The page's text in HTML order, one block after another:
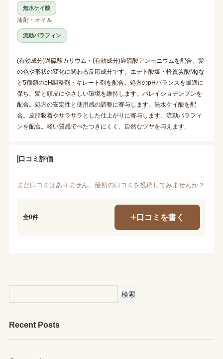
無水ケイ酸
油剤・オイル
流動パラフィン
(有効成分)過硫酸カリウム・(有効成分)過硫酸アンモニウムを配合。髪
の色や形状の変化に関わる反応成分です。エデト酸塩・軽質炭酸Mgな
ど5種類のpH調整剤・キレート剤を配合。処方のpHバランスを最適に
保ち、髪と頭皮にやさしい環境を維持します。バレイショデンプンを
配合。処方の安定性と使用感の調整に寄与します。無水ケイ酸を配
合。皮脂吸着やサラサラとした仕上がりに寄与します。流動パラフィ
ンを配合。軽い質感でべたつきにくく、自然なツヤを与えます。
口コミ評価
まだ口コミはありません。最初の口コミを投稿してみませんか？
全0件 口コミを書く
検索
Recent Posts